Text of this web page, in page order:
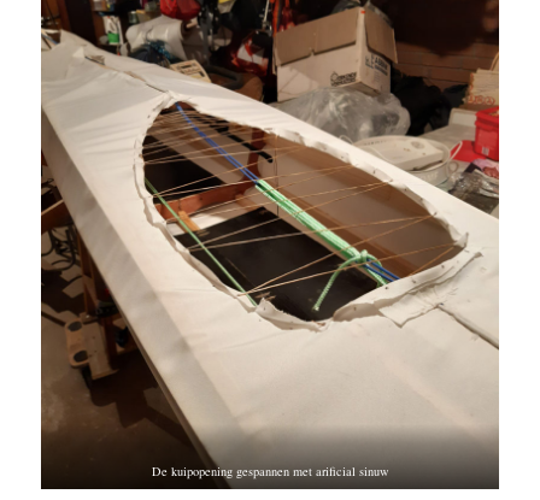
De kuipopening gespannen met arificial sinuw